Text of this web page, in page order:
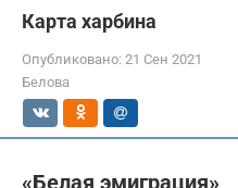
Карта харбина
Опубликовано: 21 Сен 2021
Белова